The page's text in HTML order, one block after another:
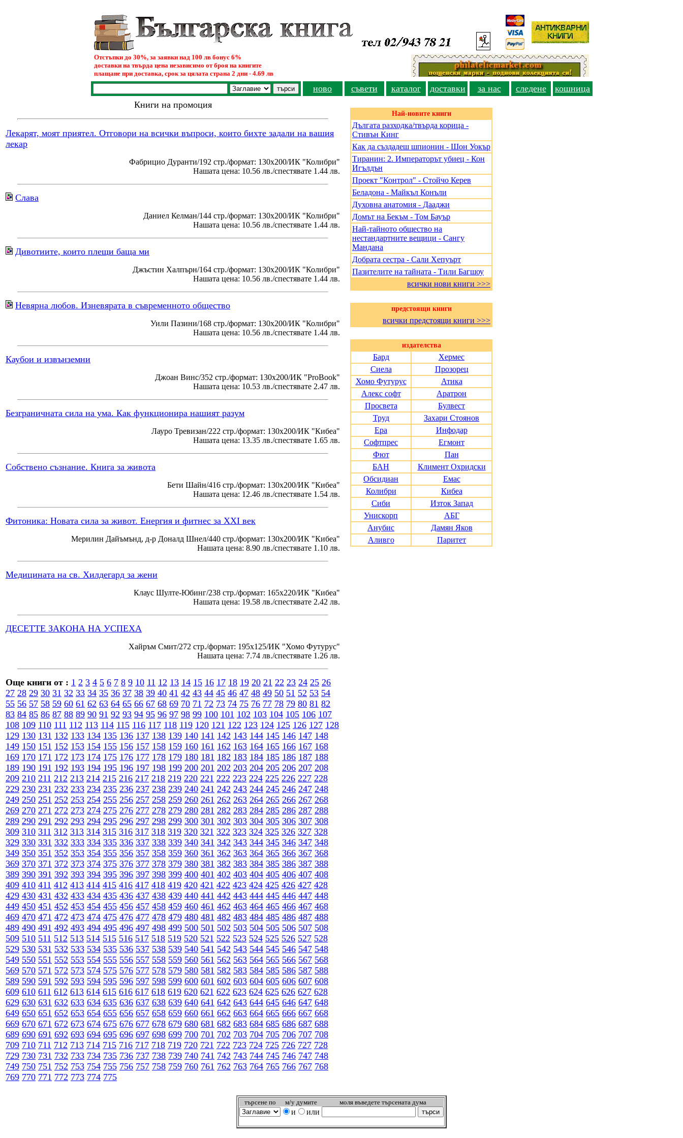
Отстъпки до 30%, за заявки над 100 лв бонус 6%
доставки на твърда цена независимо от броя на книгите
плащане при доставка, срок за цялата страна 2 дни - 4.69 лв
ново съвети каталог доставки за нас следене
кошница
Книги на промоция
Лекарят, моят приятел. Отговори на всички въпроси, които бихте задали на вашия
лекар
Фабрицио Дуранти/192 стр./формат: 130х200/ИК "Колибри"
Нашата цена: 10.56 лв./спестявате 1.44 лв.
Слава
Даниел Келман/144 стр./формат: 130х200/ИК "Колибри"
Нашата цена: 10.56 лв./спестявате 1.44 лв.
Дивотиите, които плещи баща ми
Джъстин Халпърн/164 стр./формат: 130х200/ИК "Колибри"
Нашата цена: 10.56 лв./спестявате 1.44 лв.
Невярна любов. Изневярата в съвременното общество
Уили Пазини/168 стр./формат: 130х200/ИК "Колибри"
Нашата цена: 10.56 лв./спестявате 1.44 лв.
Каубои и извънземни
Джоан Винс/352 стр./формат: 130х200/ИК "ProBook"
Нашата цена: 10.53 лв./спестявате 2.47 лв.
Безграничната сила на ума. Как функционира нашият разум
Лауро Тревизан/222 стр./формат: 130х200/ИК "Кибеа"
Нашата цена: 13.35 лв./спестявате 1.65 лв.
Собствено съзнание. Книга за живота
Бети Шайн/416 стр./формат: 130х200/ИК "Кибеа"
Нашата цена: 12.46 лв./спестявате 1.54 лв.
Фитоника: Новата сила за живот. Енергия и фитнес за XXI век
Мерилин Дайъмънд, д-р Доналд Шнел/440 стр./формат: 130х200/ИК "Кибеа"
Нашата цена: 8.90 лв./спестявате 1.10 лв.
Медицината на св. Хилдегард за жени
Клаус Шулте-Юбинг/238 стр./формат: 165х220/ИК "Кибеа"
Нашата цена: 19.58 лв./спестявате 2.42 лв.
ДЕСЕТТЕ ЗАКОНА НА УСПЕХА
Хайръм Смит/272 стр./формат: 195x125/ИК "Хомо Футурус"
Нашата цена: 7.74 лв./спестявате 1.26 лв.
Още книги от : 1 2 3 4 5 6 7 8 9 10 11 12 13 14 15 16 17 18 19 20 21 22 23 24 25 26
27 28 29 30 31 32 33 34 35 36 37 38 39 40 41 42 43 44 45 46 47 48 49 50 51 52 53 54
55 56 57 58 59 60 61 62 63 64 65 66 67 68 69 70 71 72 73 74 75 76 77 78 79 80 81 82
83 84 85 86 87 88 89 90 91 92 93 94 95 96 97 98 99 100 101 102 103 104 105 106 107
108 109 110 111 112 113 114 115 116 117 118 119 120 121 122 123 124 125 126 127 128
129 130 131 132 133 134 135 136 137 138 139 140 141 142 143 144 145 146 147 148
149 150 151 152 153 154 155 156 157 158 159 160 161 162 163 164 165 166 167 168
169 170 171 172 173 174 175 176 177 178 179 180 181 182 183 184 185 186 187 188
189 190 191 192 193 194 195 196 197 198 199 200 201 202 203 204 205 206 207 208
209 210 211 212 213 214 215 216 217 218 219 220 221 222 223 224 225 226 227 228
229 230 231 232 233 234 235 236 237 238 239 240 241 242 243 244 245 246 247 248
249 250 251 252 253 254 255 256 257 258 259 260 261 262 263 264 265 266 267 268
269 270 271 272 273 274 275 276 277 278 279 280 281 282 283 284 285 286 287 288
289 290 291 292 293 294 295 296 297 298 299 300 301 302 303 304 305 306 307 308
309 310 311 312 313 314 315 316 317 318 319 320 321 322 323 324 325 326 327 328
329 330 331 332 333 334 335 336 337 338 339 340 341 342 343 344 345 346 347 348
349 350 351 352 353 354 355 356 357 358 359 360 361 362 363 364 365 366 367 368
369 370 371 372 373 374 375 376 377 378 379 380 381 382 383 384 385 386 387 388
389 390 391 392 393 394 395 396 397 398 399 400 401 402 403 404 405 406 407 408
409 410 411 412 413 414 415 416 417 418 419 420 421 422 423 424 425 426 427 428
429 430 431 432 433 434 435 436 437 438 439 440 441 442 443 444 445 446 447 448
449 450 451 452 453 454 455 456 457 458 459 460 461 462 463 464 465 466 467 468
469 470 471 472 473 474 475 476 477 478 479 480 481 482 483 484 485 486 487 488
489 490 491 492 493 494 495 496 497 498 499 500 501 502 503 504 505 506 507 508
509 510 511 512 513 514 515 516 517 518 519 520 521 522 523 524 525 526 527 528
529 530 531 532 533 534 535 536 537 538 539 540 541 542 543 544 545 546 547 548
549 550 551 552 553 554 555 556 557 558 559 560 561 562 563 564 565 566 567 568
569 570 571 572 573 574 575 576 577 578 579 580 581 582 583 584 585 586 587 588
589 590 591 592 593 594 595 596 597 598 599 600 601 602 603 604 605 606 607 608
609 610 611 612 613 614 615 616 617 618 619 620 621 622 623 624 625 626 627 628
629 630 631 632 633 634 635 636 637 638 639 640 641 642 643 644 645 646 647 648
649 650 651 652 653 654 655 656 657 658 659 660 661 662 663 664 665 666 667 668
669 670 671 672 673 674 675 676 677 678 679 680 681 682 683 684 685 686 687 688
689 690 691 692 693 694 695 696 697 698 699 700 701 702 703 704 705 706 707 708
709 710 711 712 713 714 715 716 717 718 719 720 721 722 723 724 725 726 727 728
729 730 731 732 733 734 735 736 737 738 739 740 741 742 743 744 745 746 747 748
749 750 751 752 753 754 755 756 757 758 759 760 761 762 763 764 765 766 767 768
769 770 771 772 773 774 775
Най-новите книги
Дългата разходка/твърда корица -
Стивън Кинг
Как да създадеш шпионин - Шон Уокър
Тиранин: 2. Императорът убиец - Кон
Игълдън
Проект "Контрол" - Стойчо Керев
Беладона - Майкъл Конъли
Духовна анатомия - Дааджи
Домът на Бекъм - Том Бауър
Най-тайното общество на
нестандартните вещици - Сангу
Мандана
Добрата сестра - Сали Хепуърт
Пазителите на тайната - Тили Багшоу
всички нови книги >>>
предстоящи книги
всички предстоящи книги >>>
издателства
Бард
Хермес
Сиела
Прозорец
Хомо Футурус
Атика
Алекс софт
Аратрон
Просвета
Булвест
Труд
Захари Стоянов
Ера
Инфодар
Софтпрес
Егмонт
Фют
Пан
БАН
Климент Охридски
Обсидиан
Емас
Колибри
Кибеа
Сиби
Изток Запад
Унискорп
АБГ
Анубис
Дамян Яков
Аливго
Паритет
търсeне по м/у думите моля въведете търсената дума
и или